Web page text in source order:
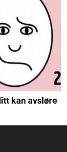
kan avsløre